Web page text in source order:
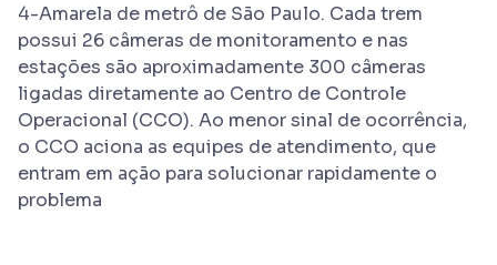
4-Amarela de metrô de São Paulo. Cada trem
possui 26 câmeras de monitoramento e nas
estações são aproximadamente 300 câmeras
ligadas diretamente ao Centro de Controle
Operacional (CCO). Ao menor sinal de ocorrência,
o CCO aciona as equipes de atendimento, que
entram em ação para solucionar rapidamente o
problema